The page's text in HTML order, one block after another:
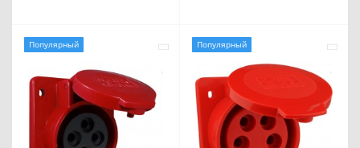
Популярный Популярный